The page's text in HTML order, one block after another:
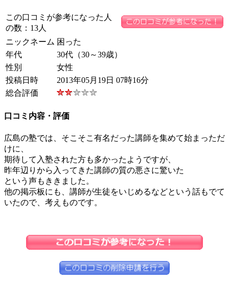
この口コミが参考になった人
の数：13人
ニックネーム 困った
年代
30代（30～39歳）
性別
女性
投稿日時
2013年05月19日 07時16分
総合評価
口コミ内容・評価
広島の塾では、そこそこ有名だった講師を集めて始まっただ
けに、
期待して入塾された方も多かったようですが、
昨年辺りから入ってきた講師の質の悪さに驚いた
という声もききました。
他の掲示板にも、講師が生徒をいじめるなどという話もでて
いたので、考えものです。